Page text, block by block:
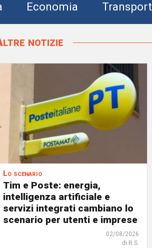
Economia Transport
notizie
Lo scenario
Tim e Poste: energia,
intelligenza artificiale e
servizi integrati cambiano lo
scenario per utenti e imprese
02/08/2026
di R.S.